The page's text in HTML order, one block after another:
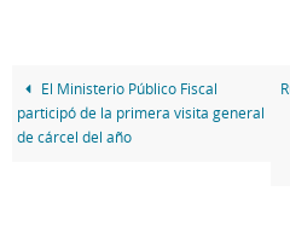
El Ministerio Público Fiscal
participó de la primera visita general
de cárcel del año